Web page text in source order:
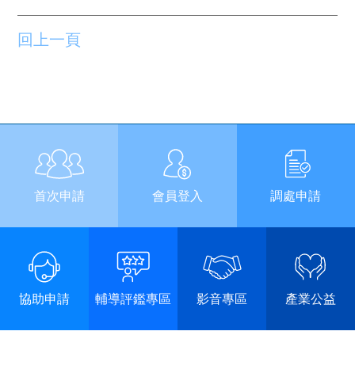
回上一頁
首次申請 會員登入 調處申請
協助申請 輔導評鑑專區 影音專區 產業公益